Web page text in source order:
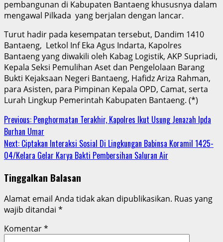
pembangunan di Kabupaten Bantaeng khususnya dalam
mengawal Pilkada yang berjalan dengan lancar.
Turut hadir pada kesempatan tersebut, Dandim 1410
Bantaeng, Letkol Inf Eka Agus Indarta, Kapolres
Bantaeng yang diwakili oleh Kabag Logistik, AKP Supriadi,
Kepala Seksi Pemulihan Aset dan Pengelolaan Barang
Bukti Kejaksaan Negeri Bantaeng, Hafidz Ariza Rahman,
para Asisten, para Pimpinan Kepala OPD, Camat, serta
Lurah Lingkup Pemerintah Kabupaten Bantaeng. (*)
Continue
Reading
Previous: Penghormatan Terakhir, Kapolres Ikut Usung Jenazah Ipda
Burhan Umar
Next: Ciptakan Interaksi Sosial Di Lingkungan Babinsa Koramil 1425-
04/Kelara Gelar Karya Bakti Pembersihan Saluran Air
Tinggalkan Balasan
Alamat email Anda tidak akan dipublikasikan. Ruas yang
wajib ditandai *
Komentar*